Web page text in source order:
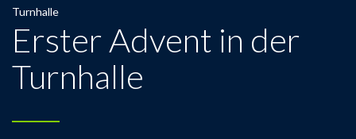
Turnhalle
Erster Advent in der
Turnhalle